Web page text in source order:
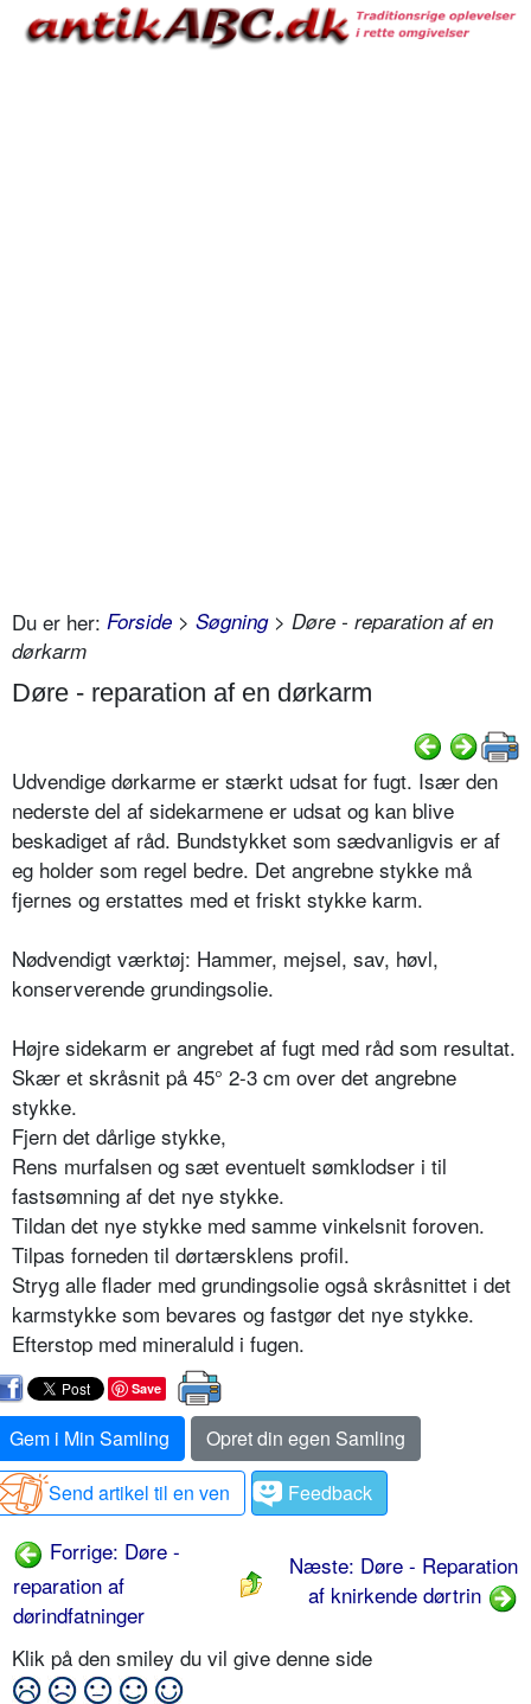
Du er her: Forside > Søgning> Døre - reparation af en
dørkarm
Døre - reparation af en dørkarm
Udvendige dørkarme er stærkt udsat for fugt. Især den
nederste del af sidekarmene er udsat og kan blive
beskadiget af råd. Bundstykket som sædvanligvis er af
eg holder som regel bedre. Det angrebne stykke må
fjernes og erstattes med et friskt stykke karm.
Nødvendigt værktøj: Hammer, mejsel, sav, høvl,
konserverende grundingsolie.
Højre sidekarm er angrebet af fugt med råd som resultat.
Skær et skråsnit på 45° 2-3 cm over det angrebne
stykke.
Fjern det dårlige stykke,
Rens murfalsen og sæt eventuelt sømklodser i til
fastsømning af det nye stykke.
Tildan det nye stykke med samme vinkelsnit foroven.
Tilpas forneden til dørtærsklens profil.
Stryg alle flader med grundingsolie også skråsnittet i det
karmstykke som bevares og fastgør det nye stykke.
Efterstop med mineraluld i fugen.
Save
Gem i Min Samling
Opret din egen Samling
Send artikel til en ven
Feedback
Forrige: Døre -
reparation af
dørindfatninger
Næste: Døre - Reparation
af knirkende dørtrin
Klik på den smiley du vil give denne side